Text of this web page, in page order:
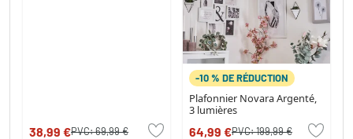
38,99 €PVC:69,99 €
-10 % DE RÉDUCTION
Plafonnier Novara Argenté,
3 lumières
64,99 €PVC:199,99 €